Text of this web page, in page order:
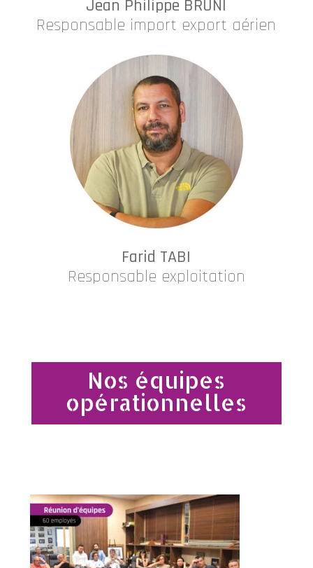
Jean Philippe BRUNI
Responsable import export aérien
Farid TABI
Responsable exploitation
Nos équipes
opérationnelles